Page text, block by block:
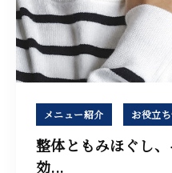
メニュー紹介 お役立
整体ともみほぐし
効...